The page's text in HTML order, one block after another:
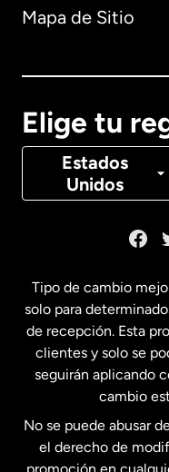
Mapa de Sitio
Elige tu
Estados
Unidos
Canadá
Estados
Estados
Francia
Tipo de cambio
solo para
de recepción. Esta
clientes y solo se
seguirán aplicando
cambio
No se puede abusar
el derecho de